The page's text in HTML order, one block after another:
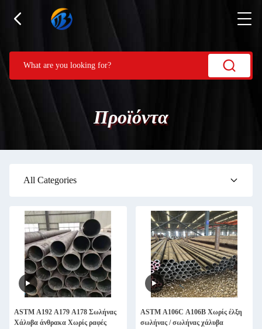
Προϊόντα
All Categories
ASTM A192 A179 A178 Σωλήνας
Χάλυβα άνθρακα Χωρίς ραφές
ASTM A106C A106B Χωρίς έλξη
σωλήνας / σωλήνας χάλυβα